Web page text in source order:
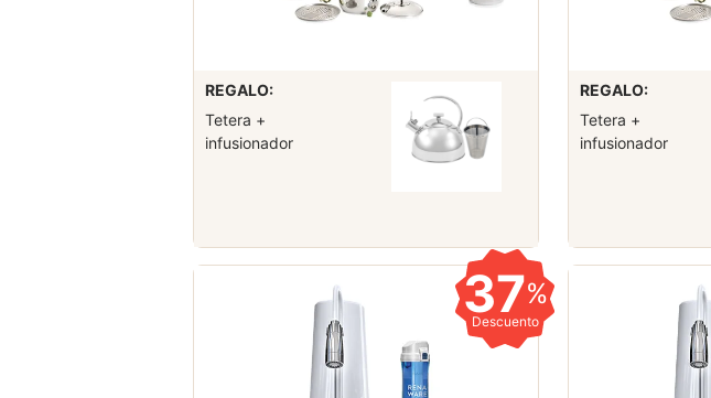
REGALO:
Tetera +
infusionador
REGALO:
Tetera +
infusionador
37%
Descuento